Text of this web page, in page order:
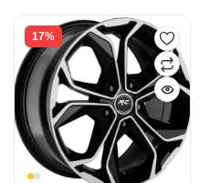
34.400,00₺.
17%